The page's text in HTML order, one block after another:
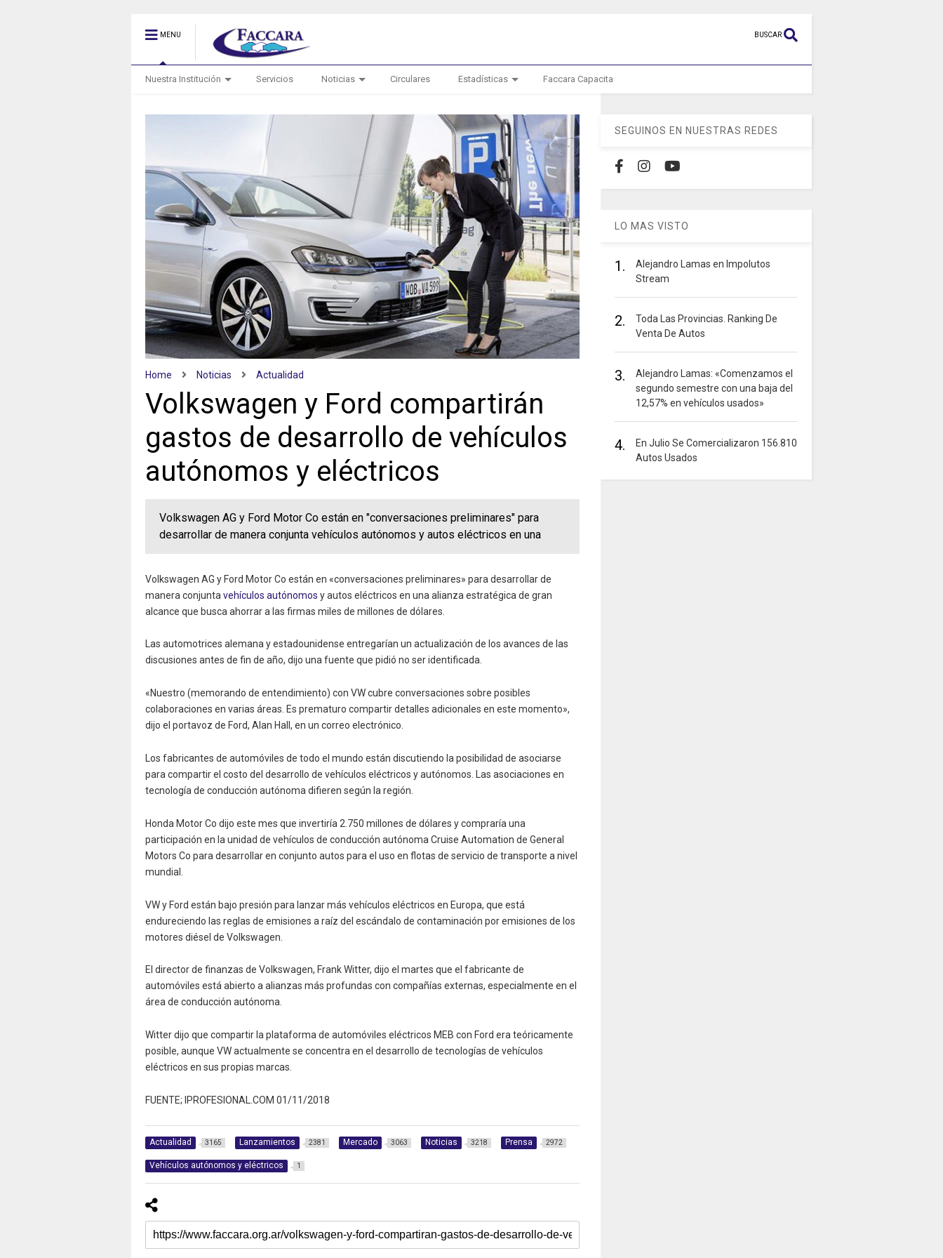
MENU BUSCAR
Nuestra Institución Servicios Noticias Circulares Estadísticas Faccara Capacita
Home Noticias Actualidad
Volkswagen y Ford compartirán
gastos de desarrollo de vehículos
autónomos y eléctricos
Volkswagen AG y Ford Motor Co están en "conversaciones preliminares" para
desarrollar de manera conjunta vehículos autónomos y autos eléctricos en una
Volkswagen AG y Ford Motor Co están en «conversaciones preliminares» para desarrollar de
manera conjunta vehículos autónomos y autos eléctricos en una alianza estratégica de gran
alcance que busca ahorrar a las firmas miles de millones de dólares.
Las automotrices alemana y estadounidense entregarían un actualización de los avances de las
discusiones antes de fin de año, dijo una fuente que pidió no ser identificada.
«Nuestro (memorando de entendimiento) con VW cubre conversaciones sobre posibles
colaboraciones en varias áreas. Es prematuro compartir detalles adicionales en este momento»,
dijo el portavoz de Ford, Alan Hall, en un correo electrónico.
Los fabricantes de automóviles de todo el mundo están discutiendo la posibilidad de asociarse
para compartir el costo del desarrollo de vehículos eléctricos y autónomos. Las asociaciones en
tecnología de conducción autónoma difieren según la región.
Honda Motor Co dijo este mes que invertiría 2.750 millones de dólares y compraría una
participación en la unidad de vehículos de conducción autónoma Cruise Automation de General
Motors Co para desarrollar en conjunto autos para el uso en flotas de servicio de transporte a nivel
mundial.
VW y Ford están bajo presión para lanzar más vehículos eléctricos en Europa, que está
endureciendo las reglas de emisiones a raíz del escándalo de contaminación por emisiones de los
motores diésel de Volkswagen.
El director de finanzas de Volkswagen, Frank Witter, dijo el martes que el fabricante de
automóviles está abierto a alianzas más profundas con compañías externas, especialmente en el
área de conducción autónoma.
Witter dijo que compartir la plataforma de automóviles eléctricos MEB con Ford era teóricamente
posible, aunque VW actualmente se concentra en el desarrollo de tecnologías de vehículos
eléctricos en sus propias marcas.
FUENTE; IPROFESIONAL.COM 01/11/2018
Actualidad 3165 Lanzamientos 2381 Mercado 3063 Noticias 3218 Prensa 2972
Vehículos autónomos y eléctricos 1
SEGUINOS EN NUESTRAS REDES
LO MAS VISTO
1.
Alejandro Lamas en Impolutos
Stream
2.
Toda Las Provincias. Ranking De
Venta De Autos
3.
Alejandro Lamas: «Comenzamos el
segundo semestre con una baja del
12,57% en vehículos usados»
4.
En Julio Se Comercializaron 156.810
Autos Usados